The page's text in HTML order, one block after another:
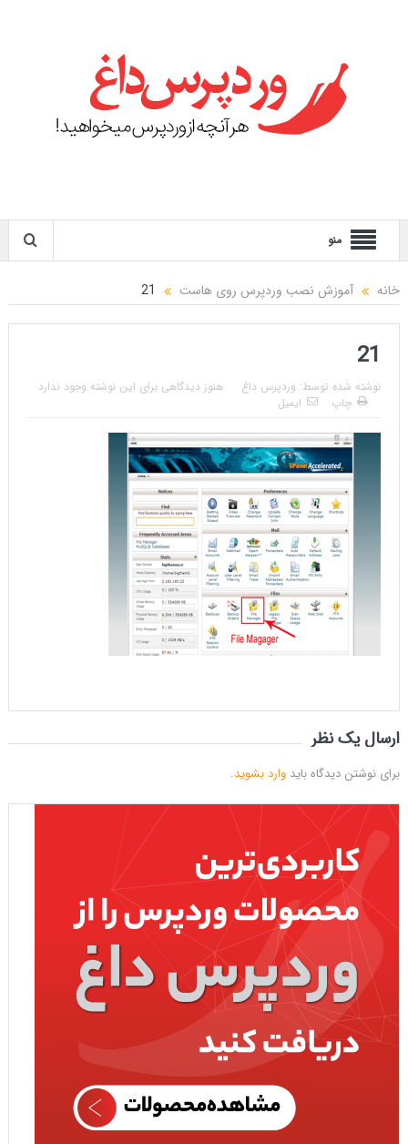
منو
خانه آموزش نصب وردپرس روی هاست 21
21
نوشته شده توسط: وردپرس داغ
هنوز دیدگاهی برای این نوشته وجود ندارد
چاپ
ایمیل
ارسال یک نظر
برای نوشتن دیدگاه باید وارد بشوید.